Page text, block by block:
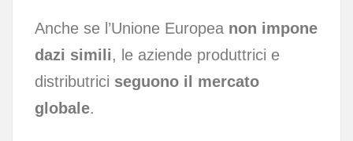
Anche se l’Unione Europea non impone
dazi simili, le aziende produttrici e
distributrici seguono il mercato
globale.